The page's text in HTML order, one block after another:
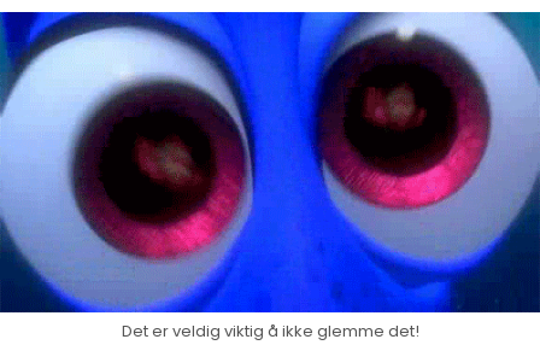
Det er veldig viktig å ikke glemme det!